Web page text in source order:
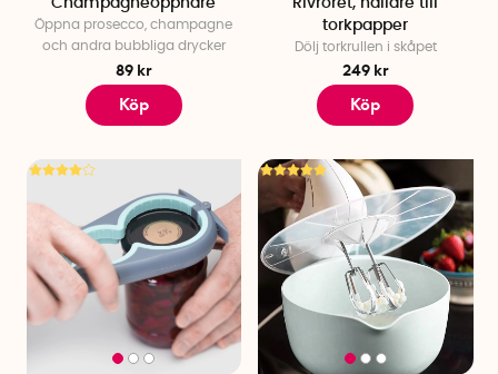
Champagneöppnare
Öppna prosecco, champagne
och andra bubbliga drycker
89 kr
Köp
Rivröret, hållare till
torkpapper
Dölj torkrullen i skåpet
249 kr
Köp